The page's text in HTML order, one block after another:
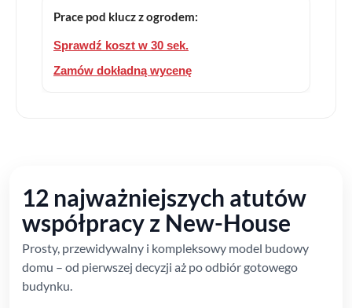
Prace pod klucz z ogrodem:
Sprawdź koszt w 30 sek.
Zamów dokładną wycenę
12 najważniejszych atutów
współpracy z New-House
Prosty, przewidywalny i kompleksowy model budowy
domu – od pierwszej decyzji aż po odbiór gotowego
budynku.